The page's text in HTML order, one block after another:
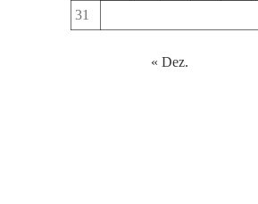
31
« Dez.